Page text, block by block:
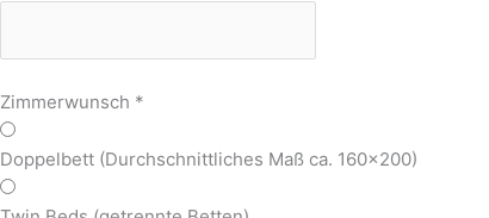
Zimmerwunsch *
Doppelbett (Durchschnittliches Maß ca. 160x200)